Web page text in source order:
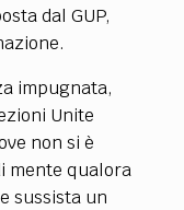
dal GUP,
impugnata,
Unite
non si è
mente qualora
sussista un